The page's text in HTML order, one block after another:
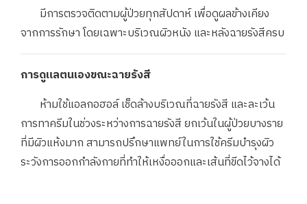
มีการตรวจติดตามผู้ป่วยทุกสัปดาห์ เพื่อดูผลข้างเคียง
จากการรักษา โดยเฉพาะบริเวณผิวหนัง และหลังฉายรังสีครบ
การดูแลตนเองขณะฉายรังสี
ห้ามใช้แอลกอฮอล์ เช็ดล้างบริเวณที่ฉายรังสี และละเว้น
การทาครีมในช่วงระหว่างการฉายรังสี ยกเว้นในผู้ป่วยบางราย
ที่มีผิวแห้งมาก สามารถปรึกษาแพทย์ในการใช้ครีมบำรุงผิว
ระวังการออกกำลังกายที่ทำให้เหงื่อออกและเส้นที่ขีดไว้จางได้